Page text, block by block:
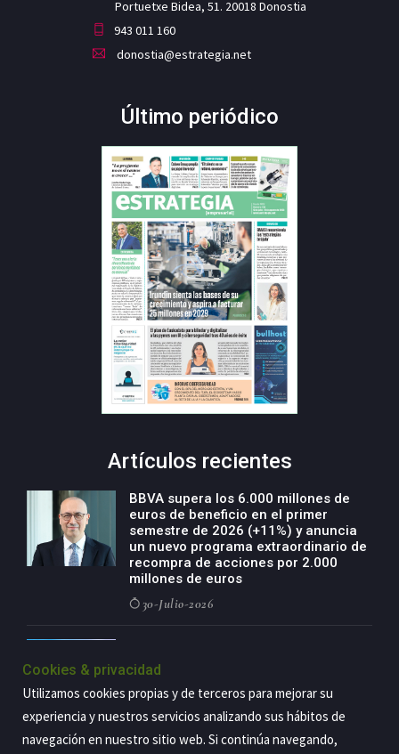
Portuetxe Bidea, 51. 20018 Donostia
943 011 160
donostia@estrategia.net
Último periódico
Artículos recientes
BBVA supera los 6.000 millones de
euros de beneficio en el primer
semestre de 2026 (+11%) y anuncia
un nuevo programa extraordinario de
recompra de acciones por 2.000
millones de euros
30-Julio-2026
negocio agro con un modelo global
de especialización presente en siete
países
29-Julio-2026
Cookies & privacidad
Utilizamos cookies propias y de terceros para mejorar su
experiencia y nuestros servicios analizando sus hábitos de
navegación en nuestro sitio web. Si continúa navegando,